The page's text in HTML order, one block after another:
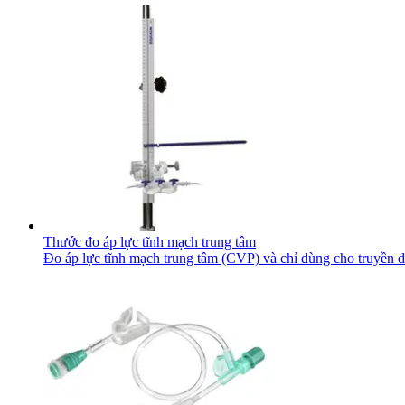
Thước đo áp lực tĩnh mạch trung tâm
Đo áp lực tĩnh mạch trung tâm (CVP) và chỉ dùng cho truyền